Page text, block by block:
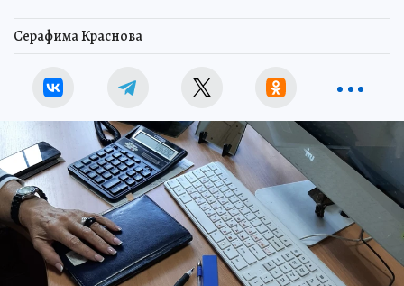
Серафима Краснова